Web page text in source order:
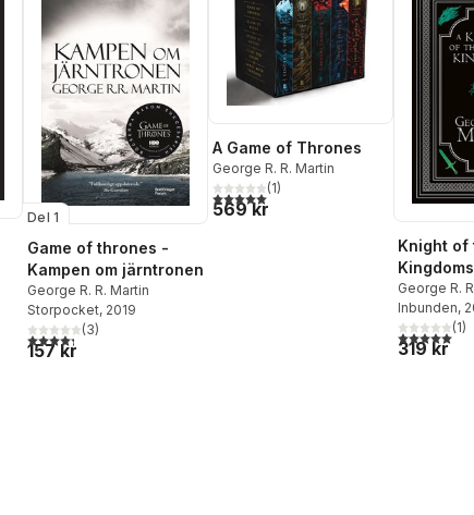
Del 1
Game of thrones -
Kampen om järntronen
George R. R. Martin
Storpocket, 2019
4,3utav 5 stjärnor. Totalt antal röster:
(3)
157 kr
A Game of Thrones
George R. R. Martin
5,0utav 5 stjärnor. Totalt antal röster:
(1)
569 kr
Knight of
Edition
George R.
Inbunden,
5,0utav 5(1)
319 kr